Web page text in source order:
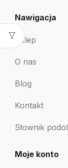
Nawigacja
Sklep
O nas
Blog
Kontakt
Słownik
Moje konto